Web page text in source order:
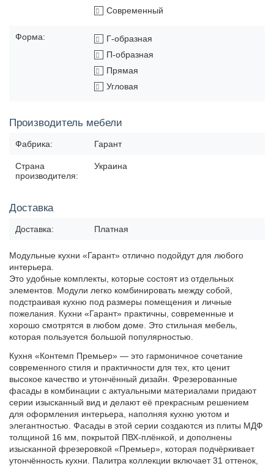
Современный
Форма:
Г-образная
П-образная
Прямая
Угловая
Производитель мебели
Фабрика: Гарант
Страна
производителя:
Украина
Доставка
Доставка: Платная
Модульные кухни «Гарант» отлично подойдут для любого
интерьера.
Это удобные комплекты, которые состоят из отдельных
элементов. Модули легко комбинировать между собой,
подстраивая кухню под размеры помещения и личные
пожелания. Кухни «Гарант» практичны, современные и
хорошо смотрятся в любом доме. Это стильная мебель,
которая пользуется большой популярностью.
Кухня «Контемп Премьер» — это гармоничное сочетание
современного стиля и практичности для тех, кто ценит
высокое качество и утончённый дизайн. Фрезерованные
фасады в комбинации с актуальными материалами придают
серии изысканный вид и делают её прекрасным решением
для оформления интерьера, наполняя кухню уютом и
элегантностью. Фасады в этой серии создаются из плиты МДФ
толщиной 16 мм, покрытой ПВХ-плёнкой, и дополнены
изысканной фрезеровкой «Премьер», которая подчёркивает
утончённость кухни. Палитра коллекции включает 31 оттенок,